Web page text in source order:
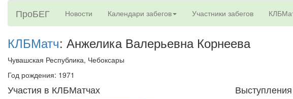
ПроБЕГ Новости Календари забегов Участники забегов
КЛБМатч: Анжелика Валерьевна Корнеева
Чувашская Республика, Чебоксары
Год рождения: 1971
Участия в КЛБМатчах